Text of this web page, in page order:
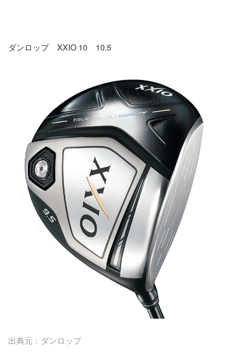
ダンロップ XXIO 10 10.5
出典元：ダンロップ